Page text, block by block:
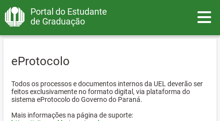
Portal do Estudante
de Graduação
eProtocolo
Todos os processos e documentos internos da UEL deverão ser
feitos exclusivamente no formato digital, via plataforma do
sistema eProtocolo do Governo do Paraná.
Mais informações na página de suporte: